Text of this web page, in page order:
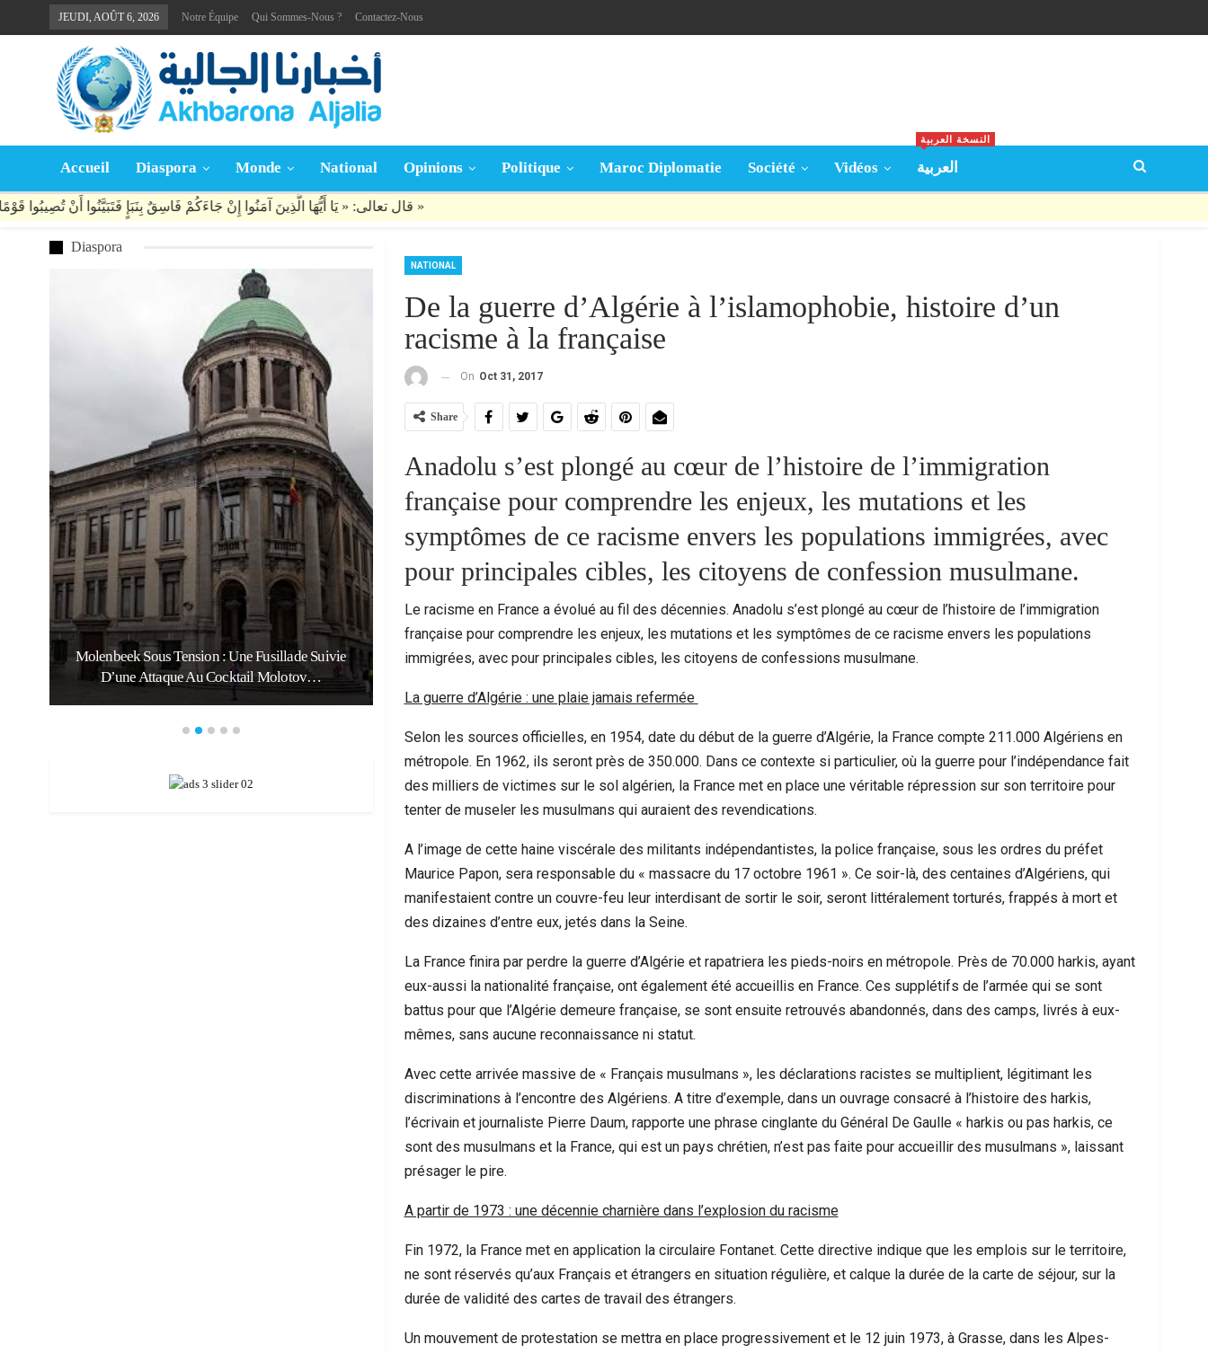
JEUDI, AOÛT 6, 2026 Notre Équipe Qui Sommes-Nous ? Contactez-Nous
Accueil Diaspora Monde National Opinions Politique Maroc Diplomatie Société Vidéos العربية
النسخة العربية
NATIONAL
De la guerre d’Algérie à l’islamophobie, histoire d’un
racisme à la française
On Oct 31, 2017
Share
Anadolu s’est plongé au cœur de l’histoire de l’immigration
française pour comprendre les enjeux, les mutations et les
symptômes de ce racisme envers les populations immigrées, avec
pour principales cibles, les citoyens de confession musulmane.
Le racisme en France a évolué au fil des décennies. Anadolu s’est plongé au cœur de l’histoire de l’immigration
française pour comprendre les enjeux, les mutations et les symptômes de ce racisme envers les populations
immigrées, avec pour principales cibles, les citoyens de confessions musulmane.
La guerre d’Algérie : une plaie jamais refermée
Selon les sources officielles, en 1954, date du début de la guerre d’Algérie, la France compte 211.000 Algériens en
métropole. En 1962, ils seront près de 350.000. Dans ce contexte si particulier, où la guerre pour l’indépendance fait
des milliers de victimes sur le sol algérien, la France met en place une véritable répression sur son territoire pour
tenter de museler les musulmans qui auraient des revendications.
A l’image de cette haine viscérale des militants indépendantistes, la police française, sous les ordres du préfet
Maurice Papon, sera responsable du « massacre du 17 octobre 1961 ». Ce soir-là, des centaines d’Algériens, qui
manifestaient contre un couvre-feu leur interdisant de sortir le soir, seront littéralement torturés, frappés à mort et
des dizaines d’entre eux, jetés dans la Seine.
La France finira par perdre la guerre d’Algérie et rapatriera les pieds-noirs en métropole. Près de 70.000 harkis, ayant
eux-aussi la nationalité française, ont également été accueillis en France. Ces supplétifs de l’armée qui se sont
battus pour que l’Algérie demeure française, se sont ensuite retrouvés abandonnés, dans des camps, livrés à eux-
mêmes, sans aucune reconnaissance ni statut.
Avec cette arrivée massive de « Français musulmans », les déclarations racistes se multiplient, légitimant les
discriminations à l’encontre des Algériens. A titre d’exemple, dans un ouvrage consacré à l’histoire des harkis,
l’écrivain et journaliste Pierre Daum, rapporte une phrase cinglante du Général De Gaulle « harkis ou pas harkis, ce
sont des musulmans et la France, qui est un pays chrétien, n’est pas faite pour accueillir des musulmans », laissant
présager le pire.
A partir de 1973 : une décennie charnière dans l’explosion du racisme
Fin 1972, la France met en application la circulaire Fontanet. Cette directive indique que les emplois sur le territoire,
ne sont réservés qu’aux Français et étrangers en situation régulière, et calque la durée de la carte de séjour, sur la
durée de validité des cartes de travail des étrangers.
Un mouvement de protestation se mettra en place progressivement et le 12 juin 1973, à Grasse, dans les Alpes-
Diaspora
Molenbeek Sous Tension : Une Fusillade Suivie
D’une Attaque Au Cocktail Molotov…
Marocains Du Monde : Le Maroc Investit-Il
Drame À Nador : Les Circonstances D’un